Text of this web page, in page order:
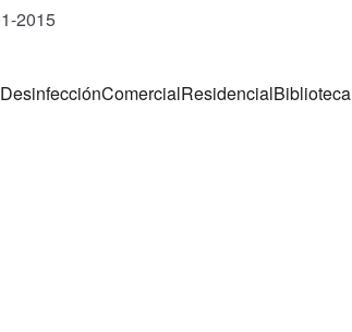
2015
ComercialResidencialBiblioteca